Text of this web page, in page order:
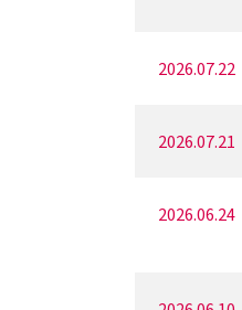
2026.07.22
2026.07.21
2026.06.24